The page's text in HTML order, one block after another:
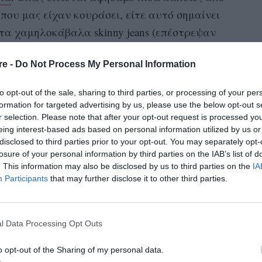
- Do Not Process My Personal Information
opt-out of the sale, sharing to third parties, or processing of your
for targeted advertising by us, please use the below opt-out
selection. Please note that after your opt-out request is processed
interest-based ads based on personal information utilized by us
to third parties prior to your opt-out. You may separately
of your personal information by third parties on the IAB’s list of
This information may also be disclosed by us to third parties on the
Participants that may further disclose it to other third parties.
Data Processing Opt Outs
opt-out of the Sharing of my personal data.
μας είχαν κουράσει, είτε αυτό σημαίνει
χαμηλοκάβαλα skinny jeans (επέστρεψαν
δεν κράτησε για πολύ) είτε πως
που συνοδεύει κάθε νέο ξεκίνημα,
στυλ μας και να ανανεώσουμε τις
άρθρο δεν δίνει το πράσινο φως για
έναν οδηγό με τα προγνωστικά του
να επιλέξετε με σύνεση τι θα προστεθεί στο
έναενδυματολογικό restart.
οι επικρατέστερες τάσεις από τις
2023. Από τα underwear-as-outerwear
και τα oversized αξεσουάρ.